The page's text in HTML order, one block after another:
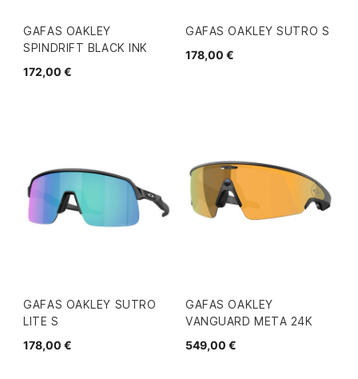
GAFAS OAKLEY
SPINDRIFT BLACK INK
172,00 €
GAFAS OAKLEY SUTRO S
178,00 €
GAFAS OAKLEY SUTRO
LITE S
178,00 €
GAFAS OAKLEY
VANGUARD META 24K
549,00 €